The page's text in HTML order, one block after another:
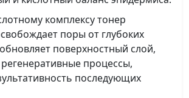
комплексу тонер
поры от глубоких
поверхностный слой,
процессы,
последующих